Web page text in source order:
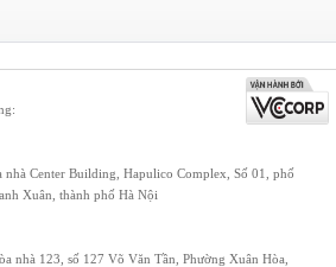
nhà Center Building, Hapulico Complex, Số 01, phố
Xuân, thành phố Hà Nội
nhà 123, số 127 Võ Văn Tần, Phường Xuân Hòa,